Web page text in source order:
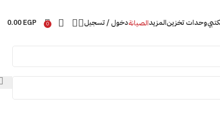
وحدات تخزينالمزيدالصيانةدخول / تسجيل 0
0.00EGP